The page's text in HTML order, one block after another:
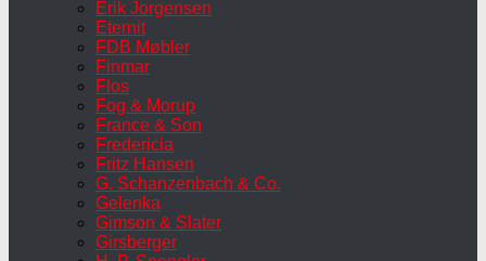
Erik Jorgensen
Eternit
FDB Møbler
Finmar
Flos
Fog & Morup
France & Son
Fredericia
Fritz Hansen
G. Schanzenbach & Co.
Gelenka
Gimson & Slater
Girsberger